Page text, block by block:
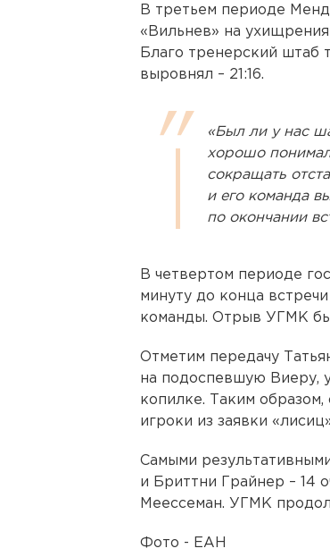
В третьем периоде
«Вильнев» на
Благо тренерский штаб
выровнял – 21:16.
«Был ли у нас
хорошо
сокращать
и его команда
по окончании
В четвертом периоде
минуту до конца
команды. Отрыв УГМК
Отметим передачу
на подоспевшую Виеру,
копилке. Таким
игроки из заявки
Самыми
и Бриттни Грайнер – 14
Меессеман. УГМК
Фото - ЕАН